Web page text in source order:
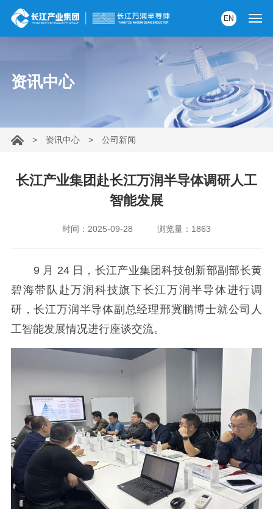
产品中心
服务支持
资讯中心
内部AI助手
EN
资讯中心
> 资讯中心> 公司新闻
长江产业集团赴长江万润半导体调研人工
智能发展
时间：2025-09-28 浏览量：1863
9 月 24 日，长江产业集团科技创新部副部长黄
碧海带队赴万润科技旗下长江万润半导体进行调
研，长江万润半导体副总经理邢冀鹏博士就公司人
工智能发展情况进行座谈交流。